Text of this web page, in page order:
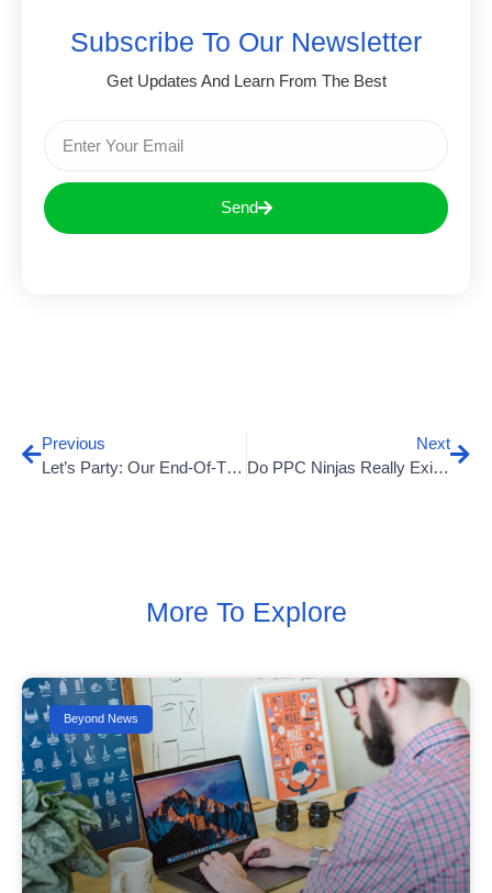
Subscribe To Our Newsletter
Get Updates And Learn From The Best
Send
Previous
Let’s Party: Our End-Of-The-Year Celebration
Next
Do PPC Ninjas Really Exist Or Not?
More To Explore
Beyond News